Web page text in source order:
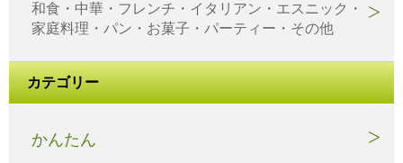
和食・中華・フレンチ・イタリアン・エスニック・
家庭料理・パン・お菓子・パーティー・その他
カテゴリー
かんたん